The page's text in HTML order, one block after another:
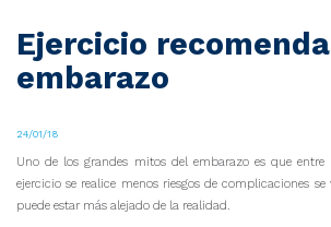
Ejercicio
embarazo
24/01/18
Uno de los grandes mitos del embarazo es que
ejercicio se realice menos riesgos de complicaciones
puede estar más alejado de la realidad.